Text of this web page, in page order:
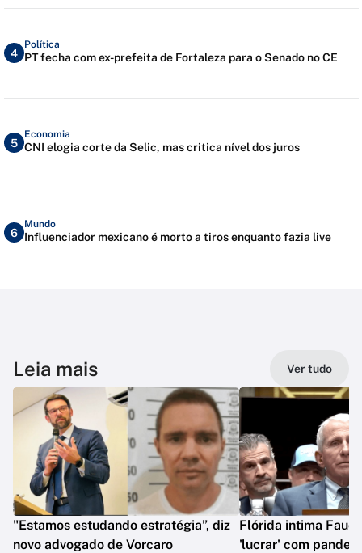
4
Política
PT fecha com ex-prefeita de Fortaleza para o Senado no CE
5
Economia
CNI elogia corte da Selic, mas critica nível dos juros
6
Mundo
Influenciador mexicano é morto a tiros enquanto fazia live
Leia mais Ver tudo
"Estamos estudando estratégia”, diz
novo advogado de Vorcaro
Flórida intima
'lucrar' com